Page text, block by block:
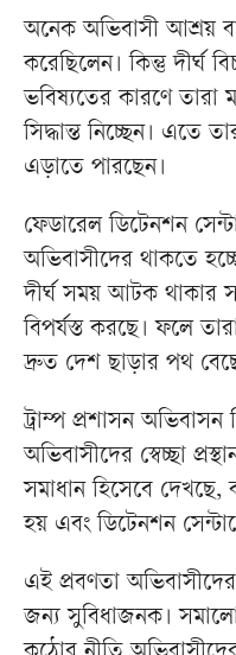
অনেক অভিবাসী আশ্রয়
করেছিলেন। কিন্তু দীর্ঘ
ভবিষ্যতের কারণে তারা
সিদ্ধান্ত নিচ্ছেন। এতে
এড়াতে পারছেন।
ফেডারেল ডিটেনশন
অভিবাসীদের থাকতে
দীর্ঘ সময় আটক থাকার
বিপর্যস্ত করছে। ফলে
দ্রুত দেশ ছাড়ার পথ
ট্রাম্প প্রশাসন অভিবাসন
অভিবাসীদের স্বেচ্ছা
সমাধান হিসেবে দেখছে,
হয় এবং ডিটেনশন
এই প্রবণতা
জন্য সুবিধাজনক।